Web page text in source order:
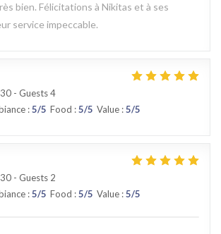
bien. Félicitations à Nikitas et à ses
service impeccable.
- Guests 4
:5/5 Food :5/5 Value :5/5
- Guests 2
:5/5 Food :5/5 Value :5/5